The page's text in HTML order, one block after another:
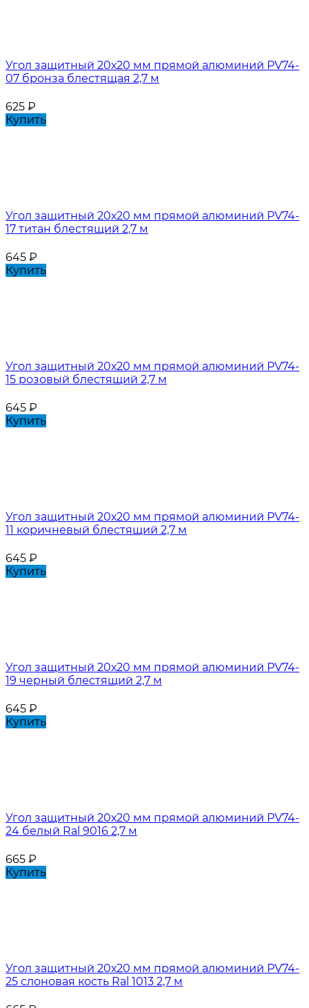
Угол защитный 20х20 мм прямой алюминий PV74-
07 бронза блестящая 2,7 м
625 ₽
Купить
Угол защитный 20х20 мм прямой алюминий PV74-
17 титан блестящий 2,7 м
645 ₽
Купить
Угол защитный 20х20 мм прямой алюминий PV74-
15 розовый блестящий 2,7 м
645 ₽
Купить
Угол защитный 20х20 мм прямой алюминий PV74-
11 коричневый блестящий 2,7 м
645 ₽
Купить
Угол защитный 20х20 мм прямой алюминий PV74-
19 черный блестящий 2,7 м
645 ₽
Купить
Угол защитный 20х20 мм прямой алюминий PV74-
24 белый Ral 9016 2,7 м
665 ₽
Купить
Угол защитный 20х20 мм прямой алюминий PV74-
25 слоновая кость Ral 1013 2,7 м